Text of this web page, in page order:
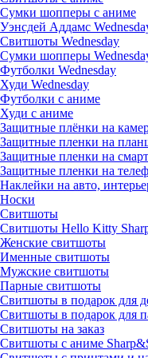
Сумки шопперы с аниме
Уэнсдей Аддамс
Свитшоты Wednesday
Сумки шопперы
Футболки Wednesday
Худи Wednesday
Футболки с аниме
Худи с аниме
Защитные плёнки на
Защитные пленки на
Защитные пленки на
Защитные пленки на
Наклейки на авто,
Носки
Свитшоты
Cвитшоты Hello Kitty
Женские свитшоты
Именные свитшоты
Мужские свитшоты
Парные свитшоты
Свитшоты в подарок для
Свитшоты в подарок для
Свитшоты на заказ
Свитшоты с аниме